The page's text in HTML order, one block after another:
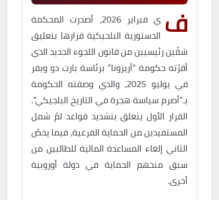
ف
ي فبراير 2026، أصدرت المحكمة
الدستورية البلجيكية قرارها بتعليق
شقّين رئيسيين من قانون اللجوء الجديد الذي
أقرّته حكومة “أريزونا” برئاسة بارت دو ويفر
في يوليو 2025، والذي وصفته الحكومة
بـ”أصرم سياسة هجرة في التاريخ البلجيكي”.
القرار الأول يتعلق بتشديد قواعد لمّ شمل
المستفيدين من الحماية الفرعية، فيما يخصّ
الثاني إلغاء المساعدة المالية للطالبين من
سبق منحهم الحماية في دولة أوروبية
أخرى.